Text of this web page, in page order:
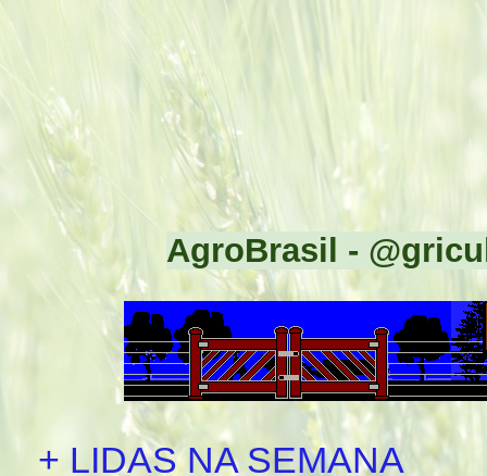
AgroBrasil -
+ LIDAS NA SEMANA